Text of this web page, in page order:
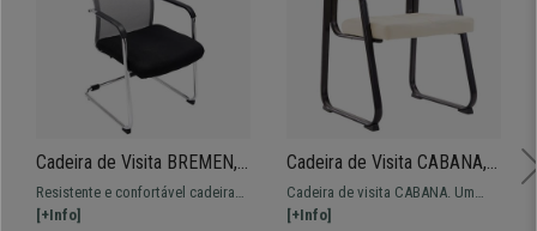
Cadeira de Visita BREMEN,
Estrutura Metálica, Malha
Respirável, Cor Preto e
Resistente e confortável cadeira
de visita BREMEN. Forrada em
[+Info]
Cadeira de Visita CABANA,
Design Moderno, Em Pele,
Cor Creme
Cadeira de visita CABANA. Um
modelo versátil e com resistente
[+Info]